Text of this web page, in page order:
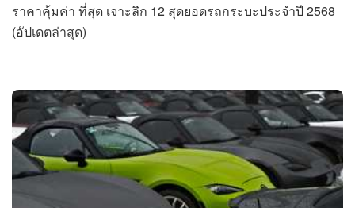
ราคาคุ้มค่า ที่สุด เจาะลึก 12 สุดยอดรถกระบะประจำปี 2568
(อัปเดตล่าสุด)